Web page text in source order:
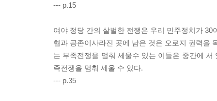
--- p.15
여야 정당 간의 살벌한 전쟁은 우리 민주정치가
협과 공존이사라진 곳에 남은 것은 오로지 권력을
는 부족전쟁을 멈춰 세울수 있는 이들은 중간에
족전쟁을 멈춰 세울 수 있다.
--- p.35